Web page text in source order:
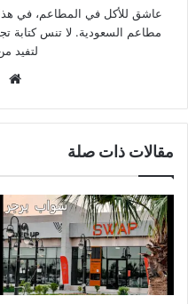
عاشق للأكل في المطاعم، في
مطاعم السعودية. لا تنس كتابة
لتفيد
مقالات ذات صلة